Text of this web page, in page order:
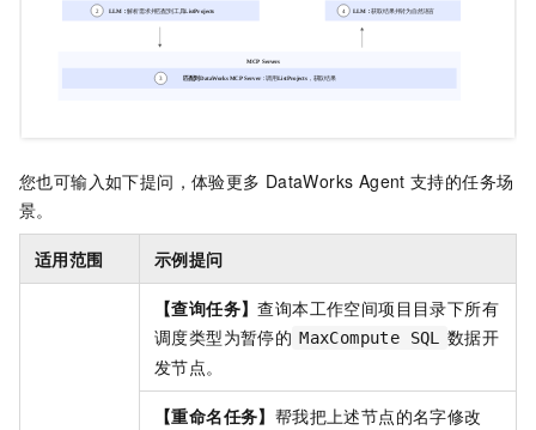
您也可输入如下提问，体验更多 DataWorks Agent 支持的任务场
景。
适用范围 示例提问
【查询任务】查询本工作空间项目目录下所有
调度类型为暂停的 MaxCompute SQL 数据开
发节点。
【重命名任务】 帮我把上述节点的名字修改